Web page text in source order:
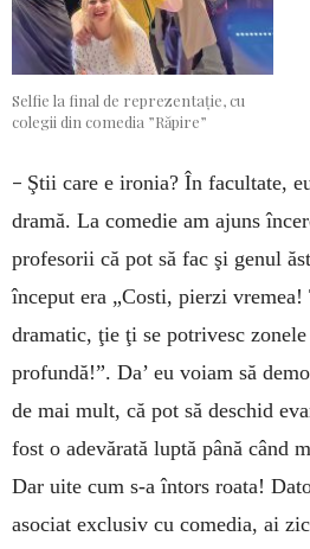
Selfie la final de reprezentație, cu
colegii din comedia ”Răpire”
– Ştii care e ironia? În facultate,
dramă. La comedie am ajuns
profesorii că pot să fac şi genul
început era „Costi, pierzi vremea!
dramatic, ţie ţi se potrivesc
profundă!”. Da’ eu voiam să
de mai mult, că pot să deschid
fost o adevărată luptă până când
Dar uite cum s-a întors roata!
asociat exclusiv cu comedia, ai